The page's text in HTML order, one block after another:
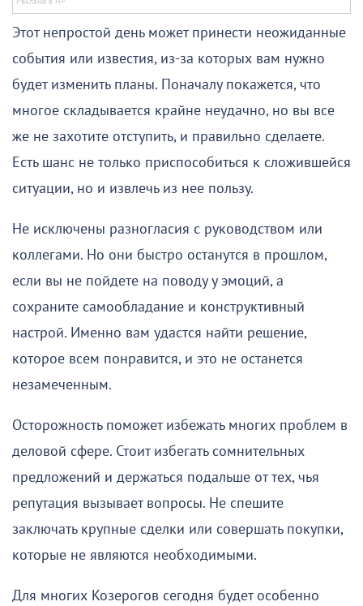
Этот непростой день может принести неожиданные
события или известия, из-за которых вам нужно
будет изменить планы. Поначалу покажется, что
многое складывается крайне неудачно, но вы все
же не захотите отступить, и правильно сделаете.
Есть шанс не только приспособиться к сложившейся
ситуации, но и извлечь из нее пользу.
Не исключены разногласия с руководством или
коллегами. Но они быстро останутся в прошлом,
если вы не пойдете на поводу у эмоций, а
сохраните самообладание и конструктивный
настрой. Именно вам удастся найти решение,
которое всем понравится, и это не останется
незамеченным.
Осторожность поможет избежать многих проблем в
деловой сфере. Стоит избегать сомнительных
предложений и держаться подальше от тех, чья
репутация вызывает вопросы. Не спешите
заключать крупные сделки или совершать покупки,
которые не являются необходимыми.
Для многих Козерогов сегодня будет особенно